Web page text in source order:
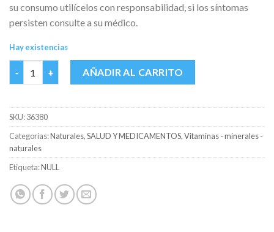
su consumo utilícelos con responsabilidad, si los síntomas
persisten consulte a su médico.
Hay existencias
DIUREMAX CAJA X 30 CAPS cantidad
AÑADIR AL CARRITO
SKU:36380
Categorías:Naturales,SALUD Y MEDICAMENTOS,Vitaminas - minerales -
naturales
Etiqueta:NULL